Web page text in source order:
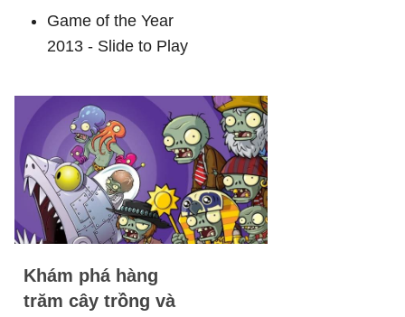
Game of the Year
2013 - Slide to Play
Khám phá hàng
trăm cây trồng và